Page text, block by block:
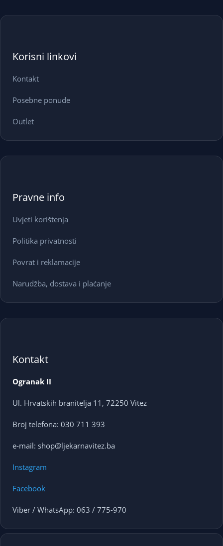
Korisni linkovi
Kontakt
Posebne ponude
Outlet
Pravne info
Uvjeti korištenja
Politika privatnosti
Povrat i reklamacije
Narudžba, dostava i plaćanje
Kontakt
Ogranak II
Ul. Hrvatskih branitelja 11, 72250 Vitez
Broj telefona: 030 711 393
e-mail: shop@ljekarnavitez.ba
Instagram
Facebook
Viber / WhatsApp: 063 / 775-970